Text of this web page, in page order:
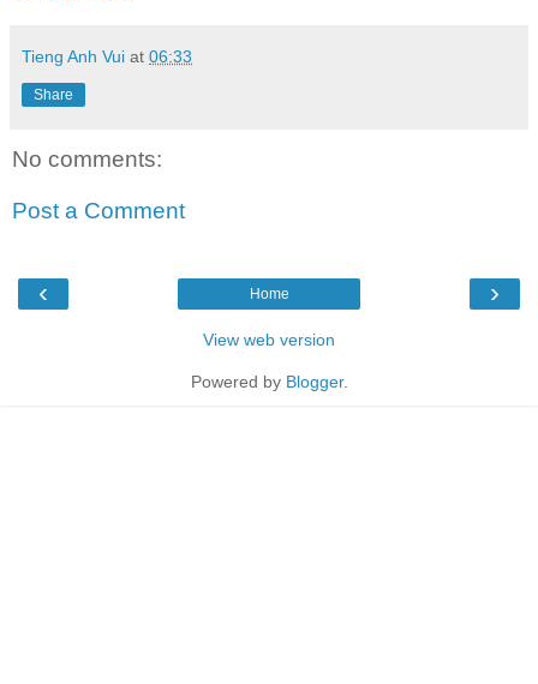
Tieng Anh Vui at 06:33
Share
No comments:
Post a Comment
‹ ›
Home
View web version
Powered by Blogger.